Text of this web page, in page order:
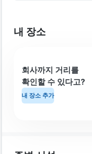
내 장소
회사까지 거리를
확인할 수 있다고?
내 장소 추가